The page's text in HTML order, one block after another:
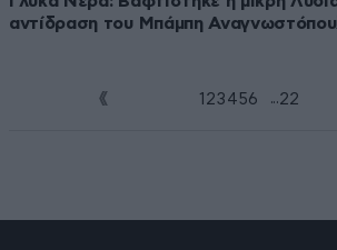
αντίδραση του Μπάμπη
1 23 4 56 ...22